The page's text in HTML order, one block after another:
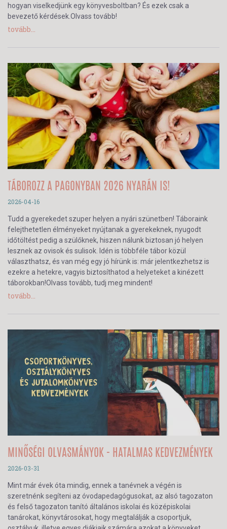
hogyan viselkedjünk egy könyvesboltban? És ezek csak a
bevezető kérdések.Olvass tovább!
tovább...
TÁBOROZZ A PAGONYBAN 2026 NYARÁN IS!
2026-04-16
Tudd a gyerekedet szuper helyen a nyári szünetben! Táboraink
felejthetetlen élményeket nyújtanak a gyerekeknek, nyugodt
időtöltést pedig a szülőknek, hiszen nálunk biztosan jó helyen
lesznek az ovisok és sulisok. Idén is többféle tábor közül
választhatsz, és van még egy jó hírünk is: már jelentkezhetsz is
ezekre a hetekre, vagyis biztosíthatod a helyeteket a kinézett
táborokban!Olvass tovább, tudj meg mindent!
tovább...
MINŐSÉGI OLVASMÁNYOK - HATALMAS KEDVEZMÉNYEK
2026-03-31
Mint már évek óta mindig, ennek a tanévnek a végén is
szeretnénk segíteni az óvodapedagógusokat, az alsó tagozaton
és felső tagozaton tanító általános iskolai és középiskolai
tanárokat, könyvtárosokat, hogy megtalálják a csoportjuk,